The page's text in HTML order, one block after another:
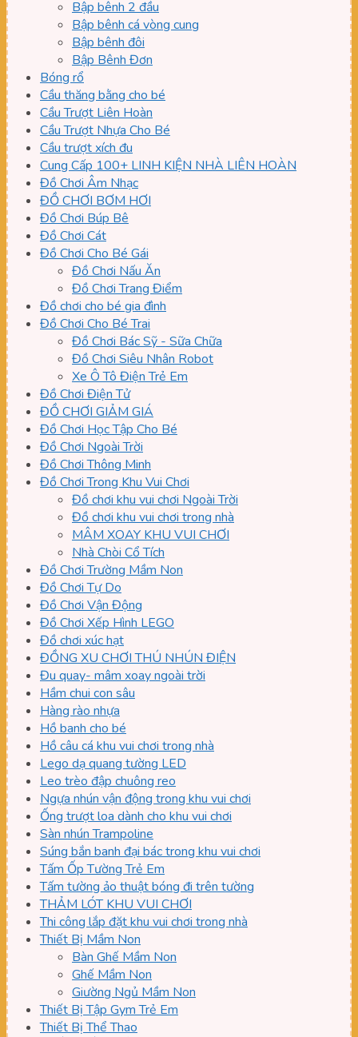
Bập bênh 2 đầu
Bập bênh cá vòng cung
Bập bênh đôi
Bập Bênh Đơn
Bóng rổ
Cầu thăng bằng cho bé
Cầu Trượt Liên Hoàn
Cầu Trượt Nhựa Cho Bé
Cầu trượt xích đu
Cung Cấp 100+ LINH KIỆN NHÀ LIÊN HOÀN
Đồ Chơi Âm Nhạc
ĐỒ CHƠI BƠM HƠI
Đồ Chơi Búp Bê
Đồ Chơi Cát
Đồ Chơi Cho Bé Gái
Đồ Chơi Nấu Ăn
Đồ Chơi Trang Điểm
Đồ chơi cho bé gia đình
Đồ Chơi Cho Bé Trai
Đồ Chơi Bác Sỹ - Sữa Chữa
Đồ Chơi Siêu Nhân Robot
Xe Ô Tô Điện Trẻ Em
Đồ Chơi Điện Tử
ĐỒ CHƠI GIẢM GIÁ
Đồ Chơi Học Tập Cho Bé
Đồ Chơi Ngoài Trời
Đồ Chơi Thông Minh
Đồ Chơi Trong Khu Vui Chơi
Đồ chơi khu vui chơi Ngoài Trời
Đồ chơi khu vui chơi trong nhà
MÂM XOAY KHU VUI CHƠI
Nhà Chòi Cổ Tích
Đồ Chơi Trường Mầm Non
Đồ Chơi Tự Do
Đồ Chơi Vận Động
Đồ Chơi Xếp Hình LEGO
Đồ chơi xúc hạt
ĐỒNG XU CHƠI THÚ NHÚN ĐIỆN
Đu quay- mâm xoay ngoài trời
Hầm chui con sâu
Hàng rào nhựa
Hồ banh cho bé
Hồ câu cá khu vui chơi trong nhà
Lego dạ quang tường LED
Leo trèo đập chuông reo
Ngựa nhún vận động trong khu vui chơi
Ống trượt loa dành cho khu vui chơi
Sàn nhún Trampoline
Súng bắn banh đại bác trong khu vui chơi
Tấm Ốp Tường Trẻ Em
Tấm tường ảo thuật bóng đi trên tường
THẢM LÓT KHU VUI CHƠI
Thi công lắp đặt khu vui chơi trong nhà
Thiết Bị Mầm Non
Bàn Ghế Mầm Non
Ghế Mầm Non
Giường Ngủ Mầm Non
Thiết Bị Tập Gym Trẻ Em
Thiết Bị Thể Thao